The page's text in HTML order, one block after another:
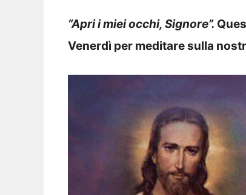
“Apri i miei occhi, Signore”. Q
Venerdì per meditare sulla